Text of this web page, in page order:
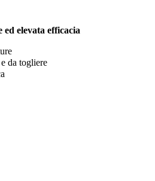
elevata efficacia
da togliere